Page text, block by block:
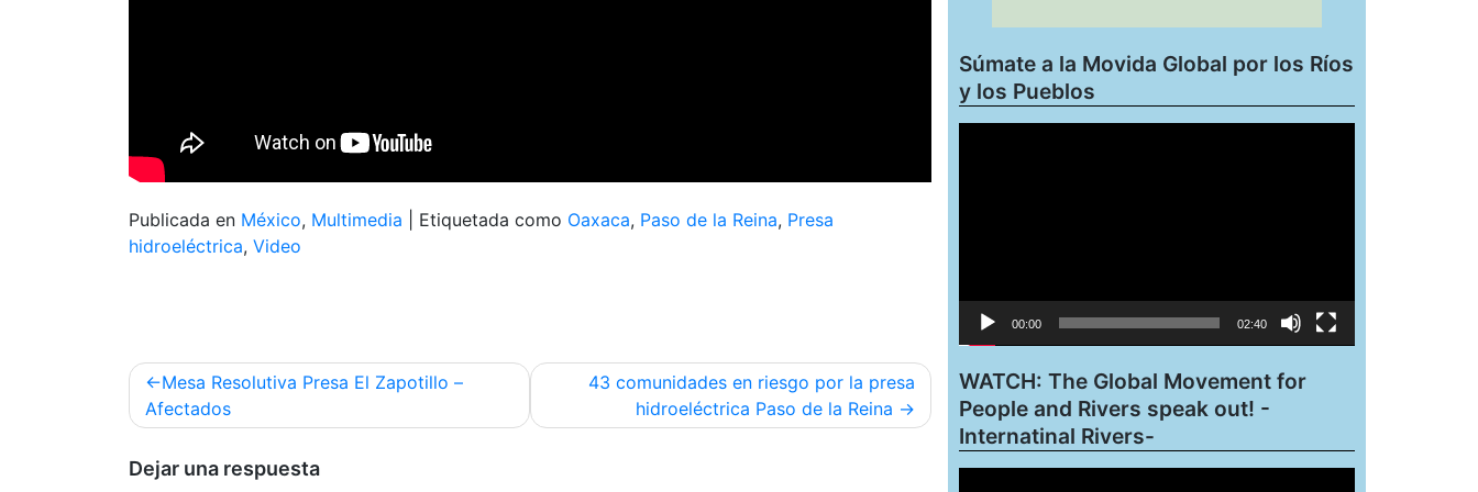
Publicada en México, Multimedia Etiquetada como Oaxaca, Paso de la Reina, Presa
hidroeléctrica, Video
Navegación
de
Mesa Resolutiva Presa El Zapotillo –
Afectados
43 comunidades en riesgo por la presa
hidroeléctrica Paso de la Reina
Dejar una respuesta
Súmate a la Movida Global por los Ríos
y los Pueblos
00:00 02:40
WATCH: The Global Movement for
People and Rivers speak out! -
Internatinal Rivers-